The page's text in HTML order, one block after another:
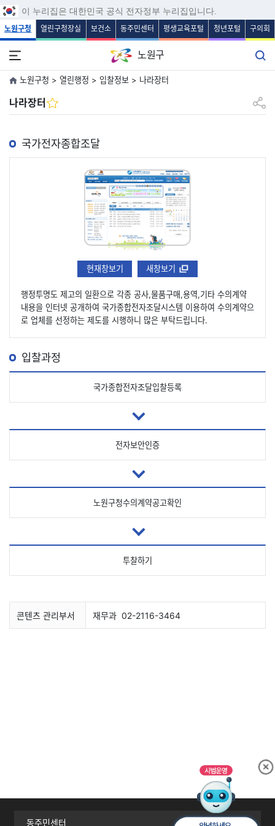
본문 바로가기
주메뉴 바로가기
보조메뉴 바로가기
푸터 바로가기
이 누리집은 대한민국 공식 전자정부 누리집입니다.
노원구청 열린구청장실 보건소 동주민센터 평생교육포털 청년포털 구의회
노원구
노원구청 > 열린행정 > 입찰정보 > 나라장터
나라장터 공유하
국가전자종합조달
현재창보기 새창보기
행정투명도 제고의 일환으로 각종 공사,물품구매,용역,기타 수의계약
내용을 인터넷 공개하여 국가종합전자조달시스템 이용하여 수의계약으
로 업체를 선정하는 제도를 시행하니 많은 부탁드립니다.
입찰과정
국가종합전자조달입찰등록
전자보안인증
노원구청수의계약공고확인
투찰하기
콘텐츠 관리부서 재무과 02-2116-3464
동주민센터